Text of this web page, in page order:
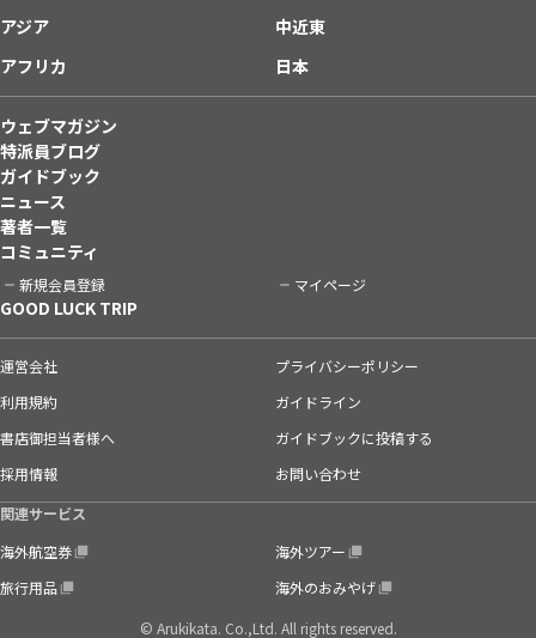
アジア
中近東
アフリカ
日本
ウェブマガジン
特派員ブログ
ガイドブック
ニュース
著者一覧
コミュニティ
新規会員登録 マイページ
GOOD LUCK TRIP
運営会社
プライバシーポリシー
利用規約
ガイドライン
書店御担当者様へ
ガイドブックに投稿する
採用情報
お問い合わせ
関連サービス
海外航空券
海外ツアー
旅行用品
海外のおみやげ
© Arukikata. Co.,Ltd. All rights reserved.